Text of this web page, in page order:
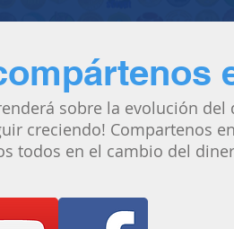
sobre la evolución del
creciendo! Compartenos
todos en el cambio del